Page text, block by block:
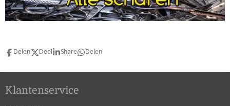
Delen Deel Share Delen
Klantenservice